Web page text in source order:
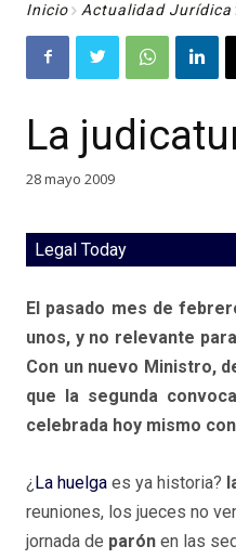
Inicio Actualidad Jurídica
La
28 mayo 2009
Legal Today
El pasado mes de
unos, y no relevante
Con un nuevo Ministro,
que la segunda
celebrada hoy mismo
¿ La huelga es ya historia?
reuniones, los jueces no
jornada de parón en las